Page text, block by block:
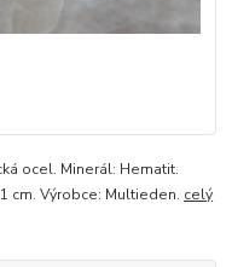
ocel. Minerál: Hematit.
cm. Výrobce: Multieden. celý